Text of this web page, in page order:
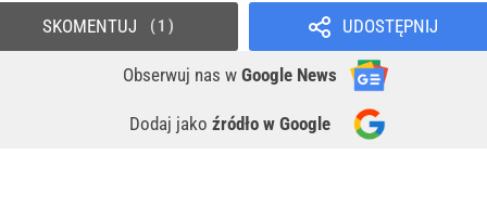
UDOSTĘPNIJ
Obserwuj nas w Google News
Dodaj jako źródło w Google
SKOMENTUJ 1